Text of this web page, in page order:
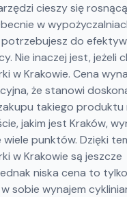
cieszy się rosnącą
w
do
Nie inaczej jest, jeżeli
w Krakowie. Cena
że stanowi
takiego produktu
jakim jest Kraków,
punktów. Dzięki
w Krakowie są jeszcze
niska cena to
sobie wynajem